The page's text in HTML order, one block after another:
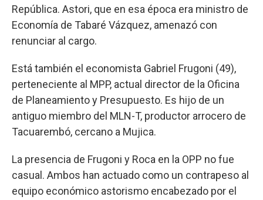
República. Astori, que en esa época era ministro de
Economía de Tabaré Vázquez, amenazó con
renunciar al cargo.
Está también el economista Gabriel Frugoni (49),
perteneciente al MPP, actual director de la Oficina
de Planeamiento y Presupuesto. Es hijo de un
antiguo miembro del MLN-T, productor arrocero de
Tacuarembó, cercano a Mujica.
La presencia de Frugoni y Roca en la OPP no fue
casual. Ambos han actuado como un contrapeso al
equipo económico astorismo encabezado por el